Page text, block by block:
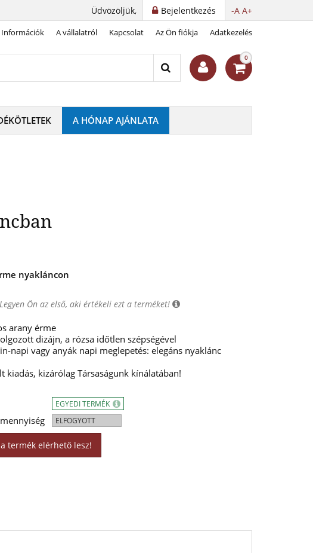
-A A+
Bejelentkezés
Üdvözöljük,
Információk A vállalatról Kapcsolat Az Ön fiókja Adatkezelés
0
A HÓNAP AJÁNLATA
nyakláncon
Legyen Ön az első, aki értékeli ezt a terméket!
arany érme
dizájn, a rózsa időtlen szépségével
napi vagy anyák napi meglepetés: elegáns nyaklánc
kiadás, kizárólag Társaságunk kínálatában!
EGYEDI TERMÉK
ELFOGYOTT
termék elérhető lesz!
nyakláncban